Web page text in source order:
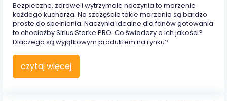
Bezpieczne, zdrowe i wytrzymałe naczynia to marzenie
każdego kucharza. Na szczęście takie marzenia są bardzo
proste do spełnienia. Naczynia idealne dla fanów gotowania
to chociażby Sirius Starke PRO. Co świadczy o ich jakości?
Dlaczego są wyjątkowym produktem na rynku?
czytaj więcej